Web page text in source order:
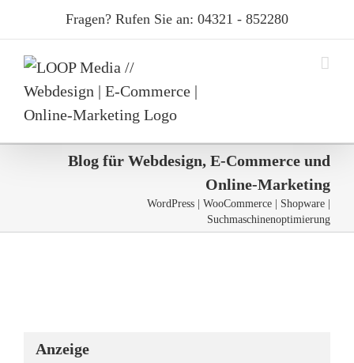
to
content
Fragen? Rufen Sie an: 04321 - 852280
Blog für Webdesign, E-Commerce und
Online-Marketing
WordPress | WooCommerce | Shopware |
Suchmaschinenoptimierung
Anzeige